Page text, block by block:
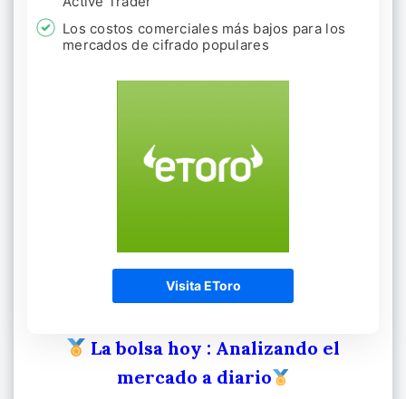
Los costos comerciales más bajos para los
mercados de cifrado populares
Visita EToro
La bolsa hoy : Analizando el
mercado a diario